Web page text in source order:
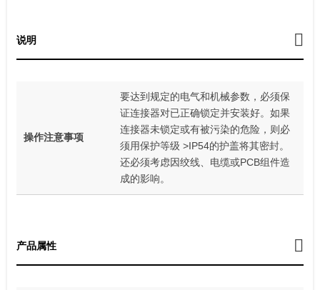
说明
操作注意事项
要达到规定的电气和机械参数，必须保
证连接器对已正确锁定并安装好。如果
连接器未锁定或有被污染的危险，则必
须用保护等级 >IP54的护盖将其密封。
还必须考虑因绞线、电缆或PCB组件造
成的影响。
产品属性